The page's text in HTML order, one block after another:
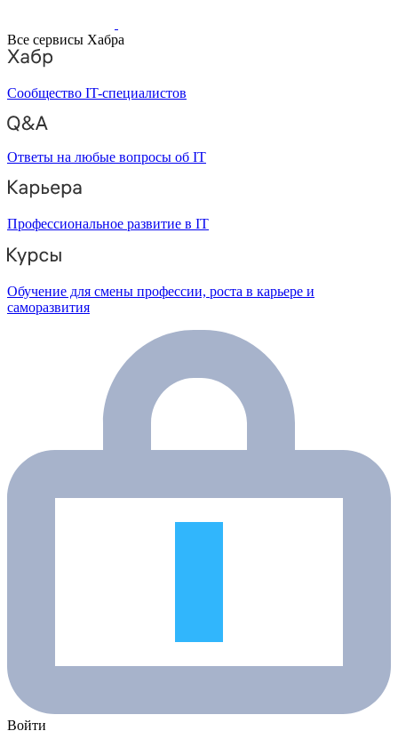
Все сервисы Хабра
Сообщество IT-специалистов
Ответы на любые вопросы об IT
Профессиональное развитие в IT
Обучение для смены профессии, роста в карьере и
саморазвития
Войти